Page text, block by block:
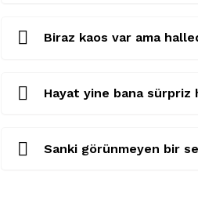
Biraz kaos var ama
Hayat yine bana sürpriz
Sanki görünmeyen bir